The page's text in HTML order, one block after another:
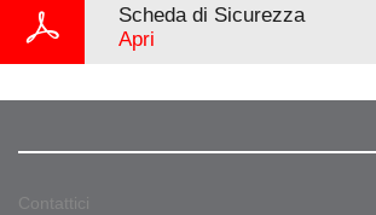
Scheda di Sicurezza
Apri
Contattici